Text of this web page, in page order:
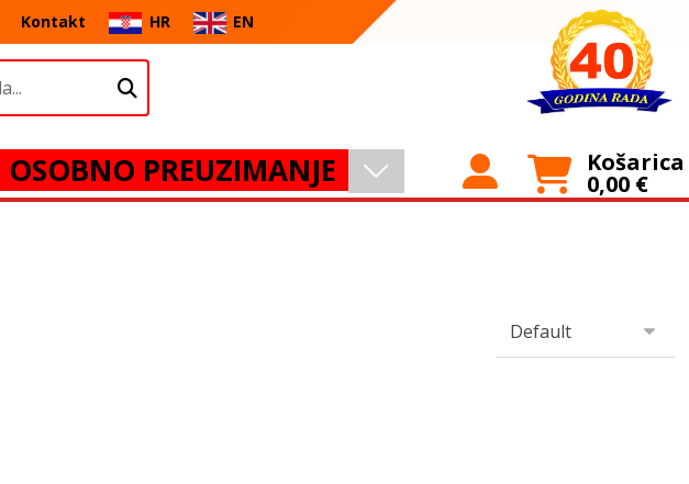
Kontakt HR EN
OSOBNO PREUZIMANJE Košarica
0,00 €